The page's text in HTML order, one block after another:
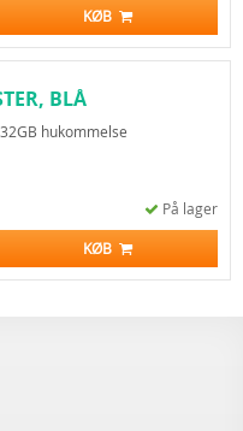
KØB
BLÅ
hukommelse
På lager
KØB